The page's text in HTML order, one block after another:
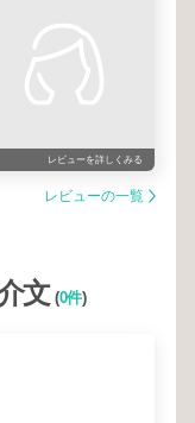
レビューを詳しくみる
レビューの一覧
文(0件)